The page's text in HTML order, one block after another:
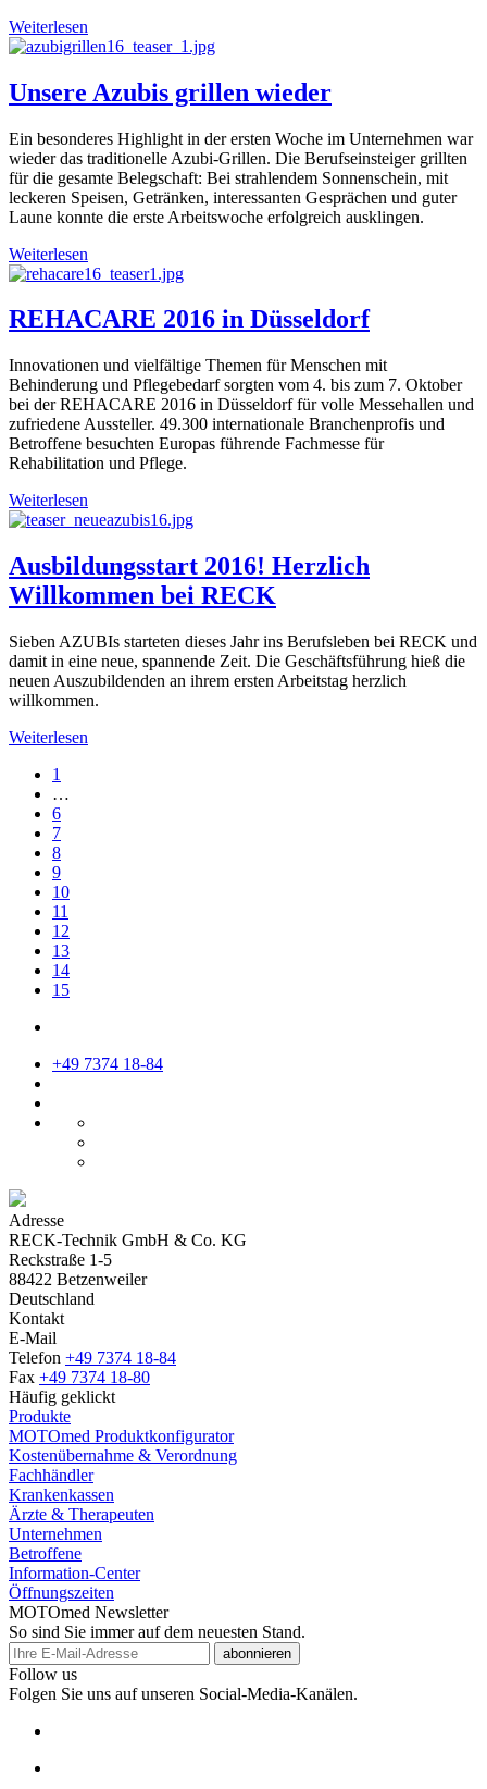
Weiterlesen
Unsere Azubis grillen wieder
Ein besonderes Highlight in der ersten Woche im Unternehmen war
wieder das traditionelle Azubi-Grillen. Die Berufseinsteiger grillten
für die gesamte Belegschaft: Bei strahlendem Sonnenschein, mit
leckeren Speisen, Getränken, interessanten Gesprächen und guter
Laune konnte die erste Arbeitswoche erfolgreich ausklingen.
Weiterlesen
REHACARE 2016 in Düsseldorf
Innovationen und vielfältige Themen für Menschen mit
Behinderung und Pflegebedarf sorgten vom 4. bis zum 7. Oktober
bei der REHACARE 2016 in Düsseldorf für volle Messehallen und
zufriedene Aussteller. 49.300 internationale Branchenprofis und
Betroffene besuchten Europas führende Fachmesse für
Rehabilitation und Pflege.
Weiterlesen
Ausbildungsstart 2016! Herzlich
Willkommen bei RECK
Sieben AZUBIs starteten dieses Jahr ins Berufsleben bei RECK und
damit in eine neue, spannende Zeit. Die Geschäftsführung hieß die
neuen Auszubildenden an ihrem ersten Arbeitstag herzlich
willkommen.
Weiterlesen
1
…
6
7
8
9
10
11
12
13
14
15
+49 7374 18-84
Adresse
RECK-Technik GmbH & Co. KG
Reckstraße 1-5
88422 Betzenweiler
Deutschland
Kontakt
E-Mail
Telefon +49 7374 18-84
Fax +49 7374 18-80
Häufig geklickt
Produkte
MOTOmed Produktkonfigurator
Kostenübernahme & Verordnung
Fachhändler
Krankenkassen
Ärzte & Therapeuten
Unternehmen
Betroffene
Information-Center
Öffnungszeiten
MOTOmed Newsletter
So sind Sie immer auf dem neuesten Stand.
abonnieren
Follow us
Folgen Sie uns auf unseren Social-Media-Kanälen.